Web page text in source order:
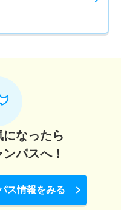
なったら
パスへ！
ス情報をみる